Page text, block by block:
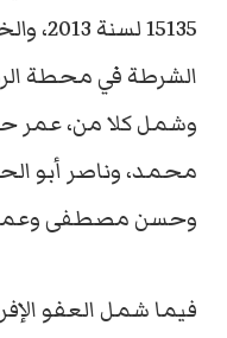
15135
الشرطة في محطة
وشمل كلا من، عمر
محمد، وناصر أبو
وحسن مصطفى